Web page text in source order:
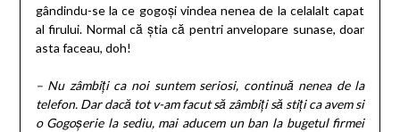
gândindu-se la ce gogoși vindea nenea de la celalalt capat
al firului. Normal că știa că pentri anvelopare sunase, doar
asta faceau, doh!
– Nu zâmbiți ca noi suntem seriosi, continuă nenea de la
telefon. Dar dacă tot v-am facut să zâmbiți să stiți ca avem si
o Gogoșerie la sediu, mai aducem un ban la bugetul firmei